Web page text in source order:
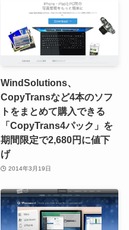
WindSolutions、
CopyTransなど4本のソフ
トをまとめて購入できる
「CopyTrans4パック」を
期間限定で2,680円に値下
げ
2014年3月19日